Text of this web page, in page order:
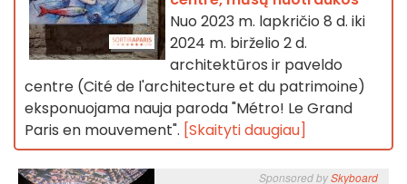
Nuo 2023 m. lapkričio 8 d. iki
2024 m. birželio 2 d.
architektūros ir paveldo
centre (Cité de l'architecture et du patrimoine)
eksponuojama nauja paroda "Métro! Le Grand
Paris en mouvement". [Skaityti daugiau]